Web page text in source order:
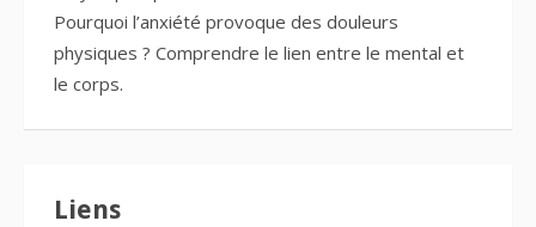
Pourquoi l’anxiété provoque des douleurs
physiques ? Comprendre le lien entre le mental et
le corps.
Liens